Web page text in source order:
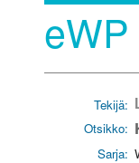
Tekijä:
Otsikko:
Sarja: